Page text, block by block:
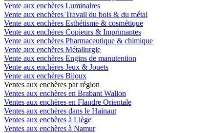
Vente aux enchères Luminaires
Vente aux enchères Travail du bois & du métal
Vente aux enchères Esthétisme & cosmétique
Vente aux enchères Copieurs & Imprimantes
Vente aux enchères Pharmaceutique & chimique
Vente aux enchères Métallurgie
Vente aux enchères Engins de manutention
Vente aux enchères Jeux & Jouets
Vente aux enchères Bijoux
Ventes aux enchères par région
Ventes aux enchères en Brabant Wallon
Ventes aux enchères en Flandre Orientale
Ventes aux enchères dans le Hainaut
Ventes aux enchères à Liège
Ventes aux enchères à Namur